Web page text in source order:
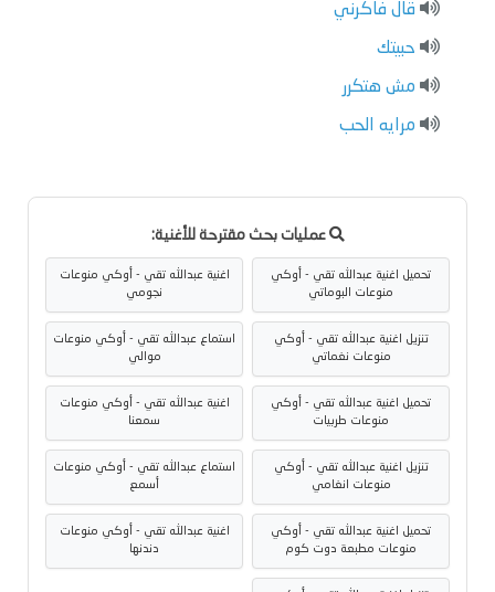
قال فاكرني
حبيتك
مش هتكرر
مرايه الحب
عمليات بحث مقترحة للأغنية:
تحميل اغنية عبدالله تقي - أوكي
منوعات البوماتي
اغنية عبدالله تقي - أوكي منوعات
نجومي
تنزيل اغنية عبدالله تقي - أوكي
منوعات نغماتي
استماع عبدالله تقي - أوكي منوعات
موالي
تحميل اغنية عبدالله تقي - أوكي
منوعات طربيات
اغنية عبدالله تقي - أوكي منوعات
سمعنا
تنزيل اغنية عبدالله تقي - أوكي
منوعات انغامي
استماع عبدالله تقي - أوكي منوعات
أسمع
تحميل اغنية عبدالله تقي - أوكي
منوعات مطبعة دوت كوم
اغنية عبدالله تقي - أوكي منوعات
دندنها